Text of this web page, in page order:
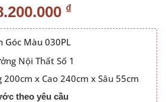
₫.
₫Giá
hiện
là:
8.200.000 ₫.
Góc Màu 030PL
Nội Thất Số 1
200cm x Cao 240cm x Sâu 55cm
theo yêu cầu